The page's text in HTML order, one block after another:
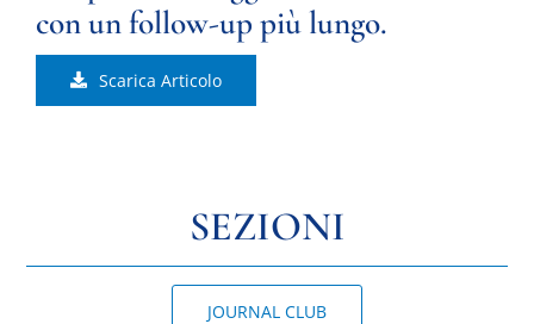
con un follow-up più lungo.
Scarica Articolo
SEZIONI
JOURNAL CLUB